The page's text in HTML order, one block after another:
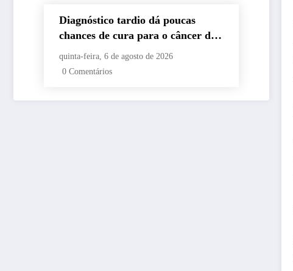
Diagnóstico tardio dá poucas
chances de cura para o câncer de
pulmão
quinta-feira, 6 de agosto de 2026
0 Comentários